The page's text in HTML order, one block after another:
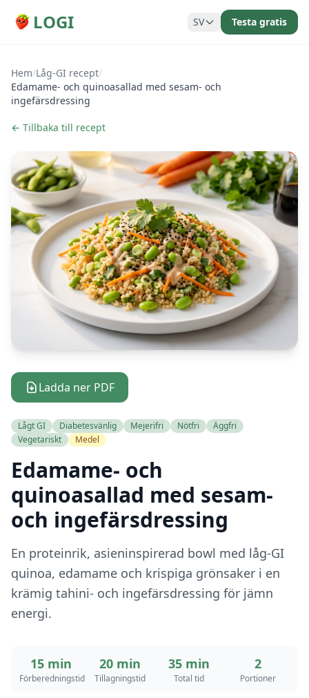
LOGI SV Testa gratis
Hem/Låg-GI recept/
Edamame- och quinoasallad med sesam- och
ingefärsdressing
← Tillbaka till recept
Ladda ner PDF
Lågt GI Diabetesvänlig Mejerifri Nötfri
Äggfri
Vegetariskt
Medel
Edamame- och
quinoasallad med sesam-
och ingefärsdressing
En proteinrik, asieninspirerad bowl med låg-GI
quinoa, edamame och krispiga grönsaker i en
krämig tahini- och ingefärsdressing för jämn
energi.
15 min
Förberedningstid
20 min
Tillagningstid
35 min
Total tid
2
Portioner